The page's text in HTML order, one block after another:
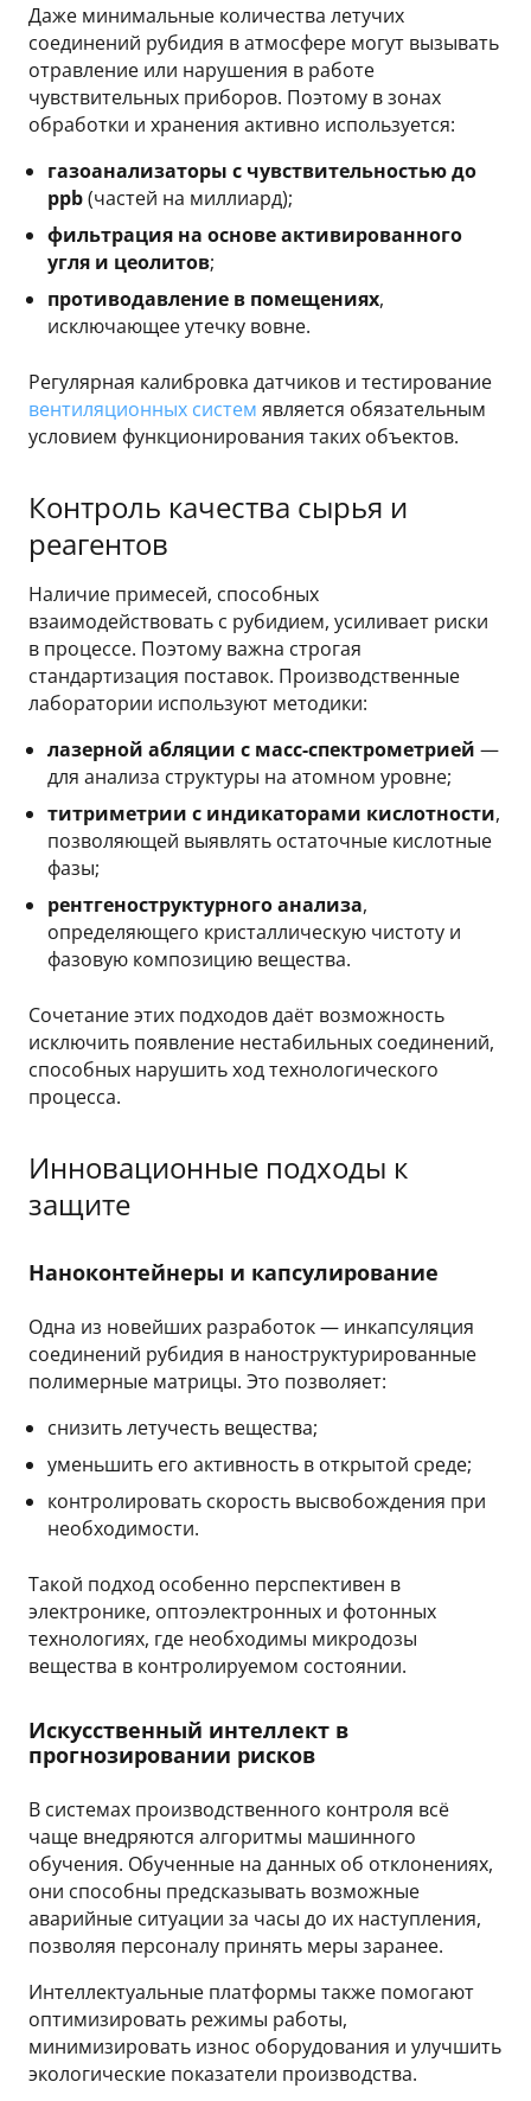
Даже минимальные количества летучих
соединений рубидия в атмосфере могут вызывать
отравление или нарушения в работе
чувствительных приборов. Поэтому в зонах
обработки и хранения активно используется:
газоанализаторы с чувствительностью до
ppb(частей на миллиард);
фильтрация на основе активированного
угля и цеолитов;
противодавление в помещениях,
исключающее утечку вовне.
Регулярная калибровка датчиков и тестирование
вентиляционных систем является обязательным
условием функционирования таких объектов.
Контроль качества сырья и
реагентов
Наличие примесей, способных
взаимодействовать с рубидием, усиливает риски
в процессе. Поэтому важна строгая
стандартизация поставок. Производственные
лаборатории используют методики:
лазерной абляции с масс-спектрометрией —
для анализа структуры на атомном уровне;
титриметрии с индикаторами кислотности,
позволяющей выявлять остаточные кислотные
фазы;
рентгеноструктурного анализа,
определяющего кристаллическую чистоту и
фазовую композицию вещества.
Сочетание этих подходов даёт возможность
исключить появление нестабильных соединений,
способных нарушить ход технологического
процесса.
Инновационные подходы к
защите
Наноконтейнеры и капсулирование
Одна из новейших разработок — инкапсуляция
соединений рубидия в наноструктурированные
полимерные матрицы. Это позволяет:
снизить летучесть вещества;
уменьшить его активность в открытой среде;
контролировать скорость высвобождения при
необходимости.
Такой подход особенно перспективен в
электронике, оптоэлектронных и фотонных
технологиях, где необходимы микродозы
вещества в контролируемом состоянии.
Искусственный интеллект в
прогнозировании рисков
В системах производственного контроля всё
чаще внедряются алгоритмы машинного
обучения. Обученные на данных об отклонениях,
они способны предсказывать возможные
аварийные ситуации за часы до их наступления,
позволяя персоналу принять меры заранее.
Интеллектуальные платформы также помогают
оптимизировать режимы работы,
минимизировать износ оборудования и улучшить
экологические показатели производства.